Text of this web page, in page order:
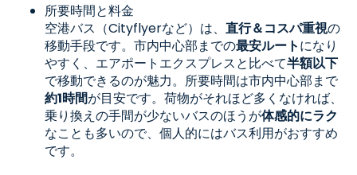
所要時間と料金
空港バス（Cityflyerなど）は、 直行＆コスパ重視の
移動手段です。市内中心部までの最安ルートになり
やすく、エアポートエクスプレスと比べて半額以下
で移動できるのが魅力。所要時間は市内中心部まで
約1時間が目安です。荷物がそれほど多くなければ、
乗り換えの手間が少ないバスのほうが体感的にラク
なことも多いので、個人的にはバス利用がおすすめ
です。